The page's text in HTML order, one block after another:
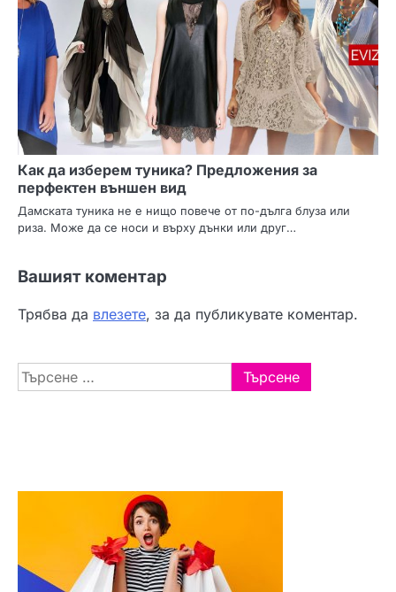
Как да изберем туника? Предложения за
перфектен външен вид
Дамската туника не е нищо повече от по-дълга блуза или
риза. Може да се носи и върху дънки или друг…
Вашият коментар
Трябва да влезете, за да публикувате коментар.
Търсене
за: